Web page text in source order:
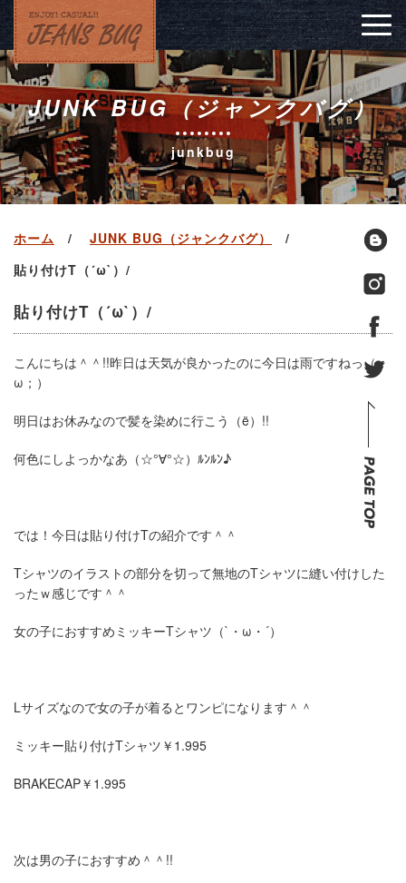
JUNK BUG（ジャンクバグ）
junkbug
ホーム
JUNK BUG（ジャンクバグ）
貼り付けT（´ω`）/
貼り付けT（´ω`）/
こんにちは＾＾!!昨日は天気が良かったのに今日は雨ですねっ（；
ω；）
明日はお休みなので髪を染めに行こう（ë）!!
何色にしよっかなあ（☆°∀°☆）ﾙﾝﾙﾝ♪
では！今日は貼り付けTの紹介です＾＾
Tシャツのイラストの部分を切って無地のTシャツに縫い付けした
ったｗ感じです＾＾
女の子におすすめミッキーTシャツ（`・ω・´）
Lサイズなので女の子が着るとワンピになります＾＾
ミッキー貼り付けTシャツ￥1.995
BRAKECAP￥1.995
次は男の子におすすめ＾＾!!